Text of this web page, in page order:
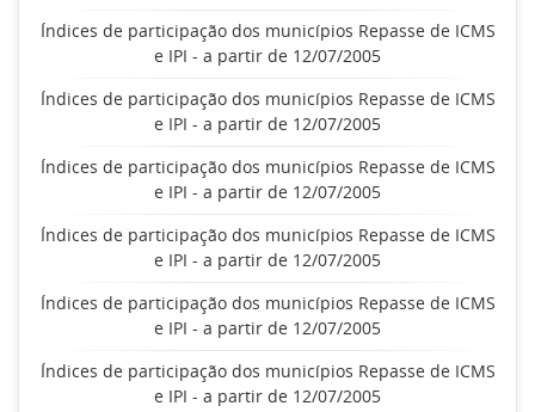
Índices de participação dos municípios Repasse de ICMS
e IPI - a partir de 12/07/2005
Índices de participação dos municípios Repasse de ICMS
e IPI - a partir de 12/07/2005
Índices de participação dos municípios Repasse de ICMS
e IPI - a partir de 12/07/2005
Índices de participação dos municípios Repasse de ICMS
e IPI - a partir de 12/07/2005
Índices de participação dos municípios Repasse de ICMS
e IPI - a partir de 12/07/2005
Índices de participação dos municípios Repasse de ICMS
e IPI - a partir de 12/07/2005